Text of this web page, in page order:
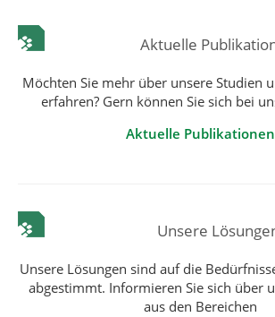
Aktuelle
Möchten Sie mehr über unsere Studien
erfahren? Gern können Sie sich bei
Aktuelle Publikationen
Unsere
Unsere Lösungen sind auf die
abgestimmt. Informieren Sie sich über
aus den Bereichen